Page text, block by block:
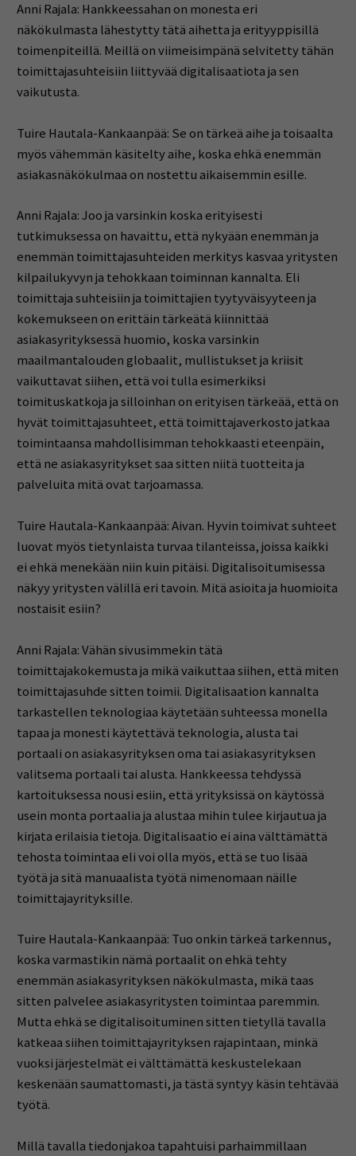
Anni Rajala: Hankkeessahan on monesta eri
näkökulmasta lähestytty tätä aihetta ja erityyppisillä
toimenpiteillä. Meillä on viimeisimpänä selvitetty tähän
toimittajasuhteisiin liittyvää digitalisaatiota ja sen
vaikutusta.
Tuire Hautala-Kankaanpää: Se on tärkeä aihe ja toisaalta
myös vähemmän käsitelty aihe, koska ehkä enemmän
asiakasnäkökulmaa on nostettu aikaisemmin esille.
Anni Rajala: Joo ja varsinkin koska erityisesti
tutkimuksessa on havaittu, että nykyään enemmän ja
enemmän toimittajasuhteiden merkitys kasvaa yritysten
kilpailukyvyn ja tehokkaan toiminnan kannalta. Eli
toimittaja suhteisiin ja toimittajien tyytyväisyyteen ja
kokemukseen on erittäin tärkeätä kiinnittää
asiakasyrityksessä huomio, koska varsinkin
maailmantalouden globaalit, mullistukset ja kriisit
vaikuttavat siihen, että voi tulla esimerkiksi
toimituskatkoja ja silloinhan on erityisen tärkeää, että on
hyvät toimittajasuhteet, että toimittajaverkosto jatkaa
toimintaansa mahdollisimman tehokkaasti eteenpäin,
että ne asiakasyritykset saa sitten niitä tuotteita ja
palveluita mitä ovat tarjoamassa.
Tuire Hautala-Kankaanpää: Aivan. Hyvin toimivat suhteet
luovat myös tietynlaista turvaa tilanteissa, joissa kaikki
ei ehkä menekään niin kuin pitäisi. Digitalisoitumisessa
näkyy yritysten välillä eri tavoin. Mitä asioita ja huomioita
nostaisit esiin?
Anni Rajala: Vähän sivusimmekin tätä
toimittajakokemusta ja mikä vaikuttaa siihen, että miten
toimittajasuhde sitten toimii. Digitalisaation kannalta
tarkastellen teknologiaa käytetään suhteessa monella
tapaa ja monesti käytettävä teknologia, alusta tai
portaali on asiakasyrityksen oma tai asiakasyrityksen
valitsema portaali tai alusta. Hankkeessa tehdyssä
kartoituksessa nousi esiin, että yrityksissä on käytössä
usein monta portaalia ja alustaa mihin tulee kirjautua ja
kirjata erilaisia tietoja. Digitalisaatio ei aina välttämättä
tehosta toimintaa eli voi olla myös, että se tuo lisää
työtä ja sitä manuaalista työtä nimenomaan näille
toimittajayrityksille.
Tuire Hautala-Kankaanpää: Tuo onkin tärkeä tarkennus,
koska varmastikin nämä portaalit on ehkä tehty
enemmän asiakasyrityksen näkökulmasta, mikä taas
sitten palvelee asiakasyritysten toimintaa paremmin.
Mutta ehkä se digitalisoituminen sitten tietyllä tavalla
katkeaa siihen toimittajayrityksen rajapintaan, minkä
vuoksi järjestelmät ei välttämättä keskustelekaan
keskenään saumattomasti, ja tästä syntyy käsin tehtävää
työtä.
Millä tavalla tiedonjakoa tapahtuisi parhaimmillaan